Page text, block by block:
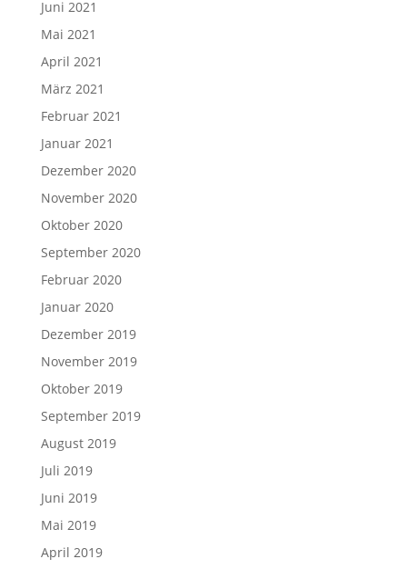
Juni 2021
Mai 2021
April 2021
März 2021
Februar 2021
Januar 2021
Dezember 2020
November 2020
Oktober 2020
September 2020
Februar 2020
Januar 2020
Dezember 2019
November 2019
Oktober 2019
September 2019
August 2019
Juli 2019
Juni 2019
Mai 2019
April 2019